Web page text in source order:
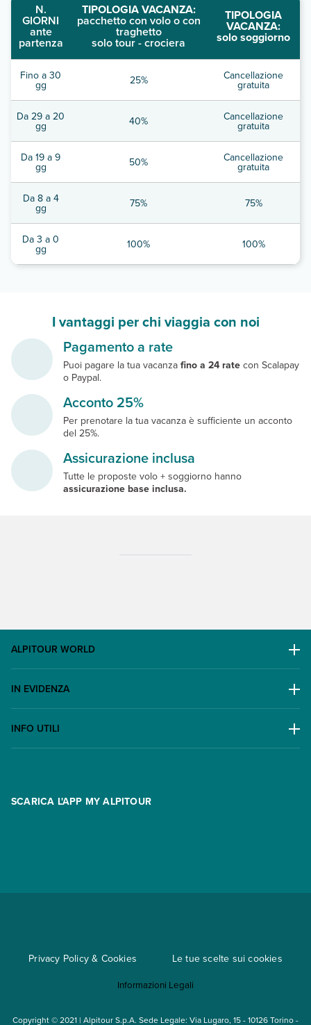
N.
GIORNI
ante
partenza
TIPOLOGIA VACANZA:
pacchetto con volo o con
traghetto
solo tour - crociera
TIPOLOGIA
VACANZA:
solo soggiorno
Fino a 30
gg 25% Cancellazione
gratuita
Da 29 a 20
gg 40% Cancellazione
gratuita
Da 19 a 9
gg 50% Cancellazione
gratuita
Da 8 a 4
gg 75% 75%
Da 3 a 0
gg 100% 100%
I vantaggi per chi viaggia con noi
Pagamento a rate
Puoi pagare la tua vacanza fino a 24 rate con Scalapay
o Paypal.
Acconto 25%
Per prenotare la tua vacanza è sufficiente un acconto
del 25%.
Assicurazione inclusa
Tutte le proposte volo + soggiorno hanno
assicurazione base inclusa.
ALPITOUR WORLD
Lavora con noi
Assicurazioni
IN EVIDENZA
INFO UTILI
Condizioni generali di contratto
Mappa del sito
SCARICA L'APP MY ALPITOUR
Privacy Policy & Cookies Le tue scelte sui cookies
Informazioni Legali
Copyright © 2021 | Alpitour S.p.A. Sede Legale: Via Lugaro, 15 - 10126 Torino -